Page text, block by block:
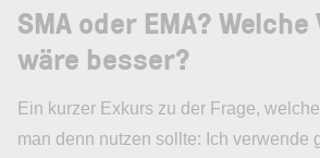
SMA oder EMA?
wäre besser?
Ein kurzer Exkurs zu der Frage,
man denn nutzen sollte: Ich verwende